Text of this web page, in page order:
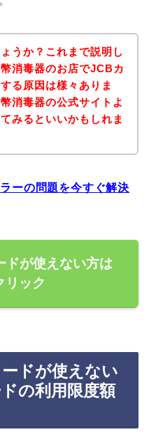
うか？これまで説明し
消毒器のお店でJCBカ
る原因は様々ありま
消毒器の公式サイトよ
みるといいかもしれま
ーの問題を今すぐ解決
ドが使えない方は
リック
ドが使えない
の利用限度額